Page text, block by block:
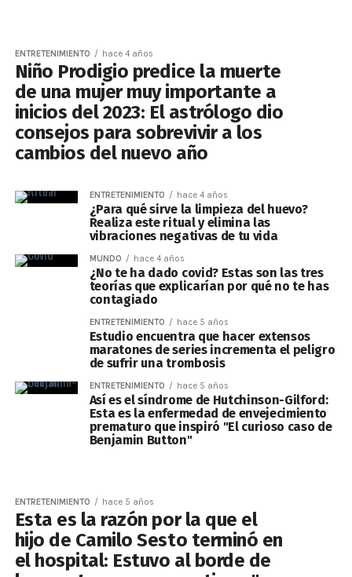
ENTRETENIMIENTO hace 4 años
Niño Prodigio predice la muerte
de una mujer muy importante a
inicios del 2023: El astrólogo dio
consejos para sobrevivir a los
cambios del nuevo año
ENTRETENIMIENTO hace 4 años
¿Para qué sirve la limpieza del huevo?
Realiza este ritual y elimina las
vibraciones negativas de tu vida
MUNDO hace 4 años
¿No te ha dado covid? Estas son las tres
teorías que explicarían por qué no te has
contagiado
ENTRETENIMIENTO hace 5 años
Estudio encuentra que hacer extensos
maratones de series incrementa el peligro
de sufrir una trombosis
ENTRETENIMIENTO hace 5 años
Así es el síndrome de Hutchinson-Gilford:
Esta es la enfermedad de envejecimiento
prematuro que inspiró "El curioso caso de
Benjamin Button"
ENTRETENIMIENTO hace 5 años
Esta es la razón por la que el
hijo de Camilo Sesto terminó en
el hospital: Estuvo al borde de